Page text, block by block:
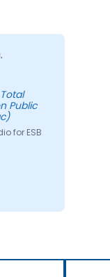
pipelines de
proyectos
Public
for ESB